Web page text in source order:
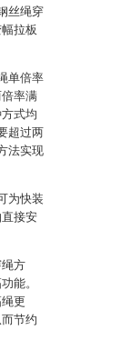
丝绳穿
拉板
单倍率
率满
式均
超过两
法实现
为快装
接安
方
能。
更
节约